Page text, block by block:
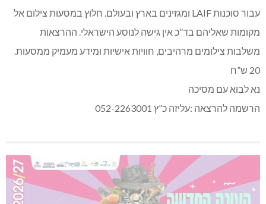
עבור סוכנות LAIF ומגזינים בארץ ובעולם. חלוץ במסעות צילום אל
מקומות שאליהם בד”כ אין גישה לנוסע הישראלי. ההרצאות
משלבות צילומים מרהיבים, חוויות אישיות ומידע מעמיק ממסעות.
20 ש”ח
נא לבוא עם מסיכה
הרשמה להרצאה :עליזה כ”ץ 052-2263001